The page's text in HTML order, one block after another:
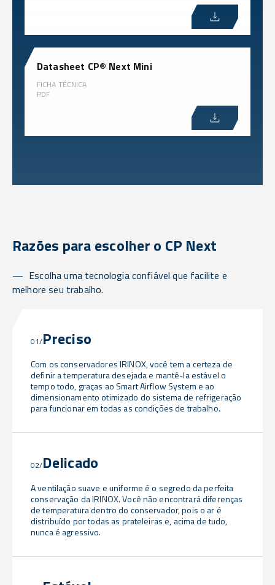
Datasheet CP® Next Mini
FICHA TÉCNICA
PDF
Razões para escolher o CP Next
Escolha uma tecnologia confiável que facilite e
melhore seu trabalho.
01/Preciso
Com os conservadores IRINOX, você tem a certeza de
definir a temperatura desejada e mantê-la estável o
tempo todo, graças ao Smart Airflow System e ao
dimensionamento otimizado do sistema de refrigeração
para funcionar em todas as condições de trabalho.
02/Delicado
A ventilação suave e uniforme é o segredo da perfeita
conservação da IRINOX. Você não encontrará diferenças
de temperatura dentro do conservador, pois o ar é
distribuído por todas as prateleiras e, acima de tudo,
nunca é agressivo.